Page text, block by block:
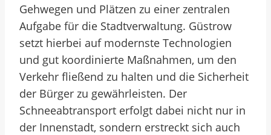
Gehwegen und Plätzen zu einer zentralen
Aufgabe für die Stadtverwaltung. Güstrow
setzt hierbei auf modernste Technologien
und gut koordinierte Maßnahmen, um den
Verkehr fließend zu halten und die Sicherheit
der Bürger zu gewährleisten. Der
Schneeabtransport erfolgt dabei nicht nur in
der Innenstadt, sondern erstreckt sich auch